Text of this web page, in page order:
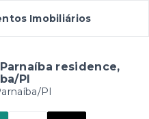
Imobiliários
residence,
PI
PI